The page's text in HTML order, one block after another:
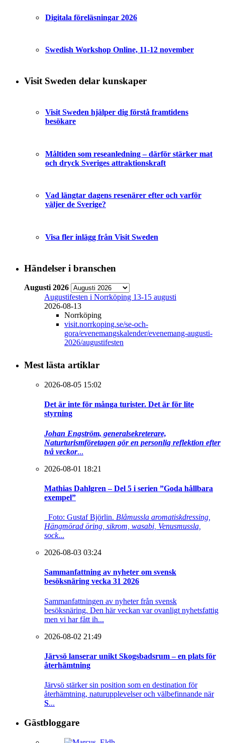
Digitala föreläsningar 2026
Swedish Workshop Online, 11-12 november
Visit Sweden delar kunskaper
Visit Sweden hjälper dig förstå framtidens
besökare
Måltiden som reseanledning – därför stärker mat
och dryck Sveriges attraktionskraft
Vad längtar dagens resenärer efter och varför
väljer de Sverige?
Visa fler inlägg från Visit Sweden
Händelser i branschen
Augusti 2026
Augustifesten i Norrköping 13-15 augusti
2026-08-13
Norrköping
visit.norrkoping.se/se-och-
gora/evenemangskalender/evenemang-augusti-
2026/augustifesten
Mest lästa artiklar
2026-08-05 15:02
Det är inte för många turister. Det är för lite
styrning
Johan Engström, generalsekreterare,
Naturturismföretagen gör en personlig reflektion efter
två veckor...
2026-08-01 18:21
Mathias Dahlgren – Del 5 i serien ”Goda hållbara
exempel”
Foto: Gustaf Björlin. Blåmussla aromatiskdressing,
Hängmörad öring, sikrom, wasabi, Venusmussla,
sock...
2026-08-03 03:24
Sammanfattning av nyheter om svensk
besöksnäring vecka 31 2026
Sammanfattningen av nyheter från svensk
besöksnäring. Den här veckan var ovanligt nyhetsfattig
men vi har fått ih...
2026-08-02 21:49
Järvsö lanserar unikt Skogsbadsrum – en plats för
återhämtning
Järvsö stärker sin position som en destination för
återhämtning, naturupplevelser och välbefinnande när
S...
Gästbloggare